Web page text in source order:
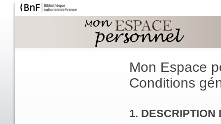
Mon Espace
Conditions
1. DESCRIPTION